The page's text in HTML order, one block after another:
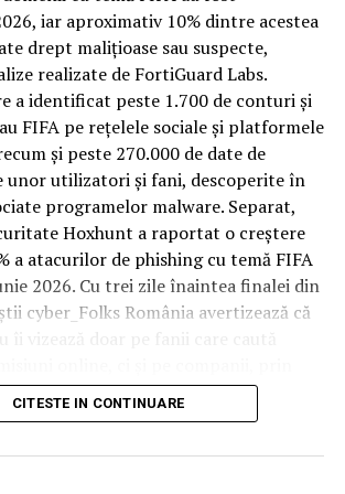
de utilizare intensă: oaspeți diferiți,
curățenie zilnică, uneori mai multe
în aceeași săptămână. Această
de utilizare pune presiune reală pe
pardoseala este printre primele
vizibil, mai ales în zona din jurul
acces.
sau construcție, administratorii
mocheta trafic intenspentru zonele
riscul de uzură prematură și de
în punctele de trecere frecventă. Este
mai puțin de stil și mai mult de
de utilizare intensă.
motivele
iar aproximativ 10% dintre acestea
drept malițioase sau suspecte,
realizate de FortiGuard Labs.
a identificat peste 1.700 de conturi și
FIFA pe rețelele sociale și platformele
și peste 270.000 de date de
unor utilizatori și fani, descoperite în
programelor malware. Separat,
Hoxhunt a raportat o creștere
a atacurilor de phishing cu temă FIFA
2026. Cu trei zile înaintea finalei din
cyber_Folks România avertizează că
și infrastructura digitală
CITESTE IN CONTINUARE